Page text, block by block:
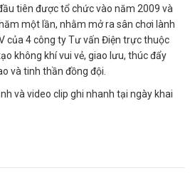
tiên được tổ chức vào năm 2009 và
một lần, nhằm mở ra sân chơi lành
của 4 công ty Tư vấn Điện trực thuộc
không khí vui vẻ, giao lưu, thúc đẩy
và tinh thần đồng đội.
và video clip ghi nhanh tại ngày khai